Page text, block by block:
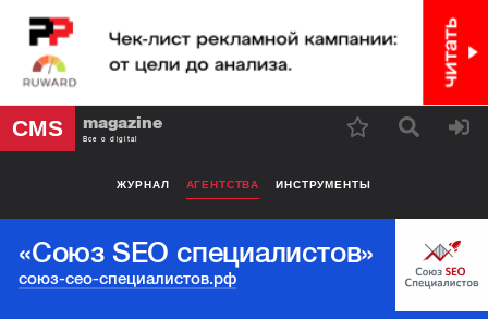
CMS magazine
Все о digital
ЖУРНАЛ АГЕНТСТВА ИНСТРУМЕНТЫ
«Союз SEO специалистов»
союз-сео-специалистов.рф